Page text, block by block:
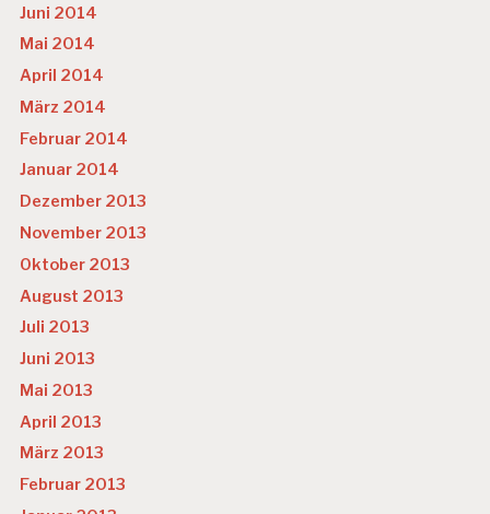
Juni 2014
Mai 2014
April 2014
März 2014
Februar 2014
Januar 2014
Dezember 2013
November 2013
Oktober 2013
August 2013
Juli 2013
Juni 2013
Mai 2013
April 2013
März 2013
Februar 2013